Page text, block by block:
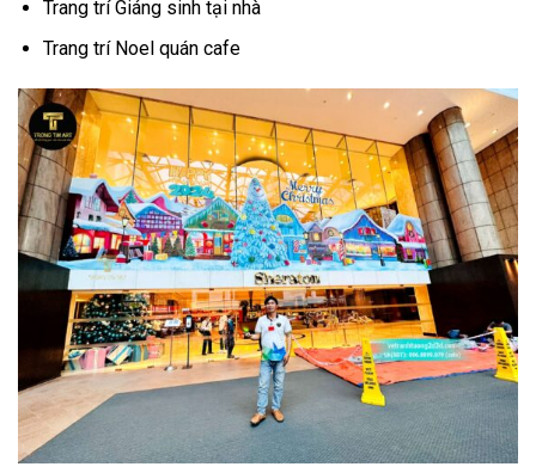
Trang trí Giáng sinh tại nhà
Trang trí Noel quán cafe